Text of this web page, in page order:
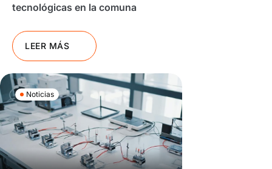
tecnológicas en la comuna
LEER MÁS
Noticias